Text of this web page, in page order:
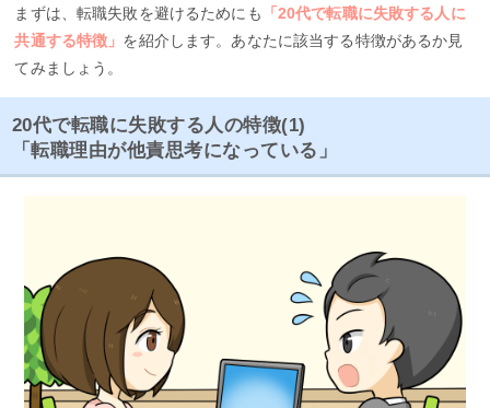
まずは、転職失敗を避けるためにも
「20代で転職に失敗する人に
共通する特徴」 を紹介します。あなたに該当する特徴があるか見
てみましょう。
20代で転職に失敗する人の特徴(1)
「転職理由が他責思考になっている」